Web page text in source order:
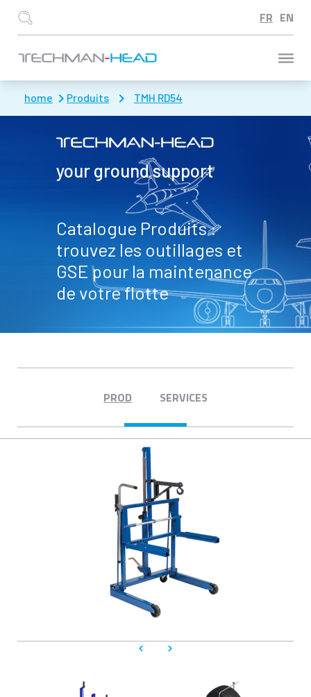
Aller à :
home Produits TMH RD54
your ground support
Catalogue Produits :
trouvez les outillages et
GSE pour la maintenance
de votre flotte
PROD SERVICES